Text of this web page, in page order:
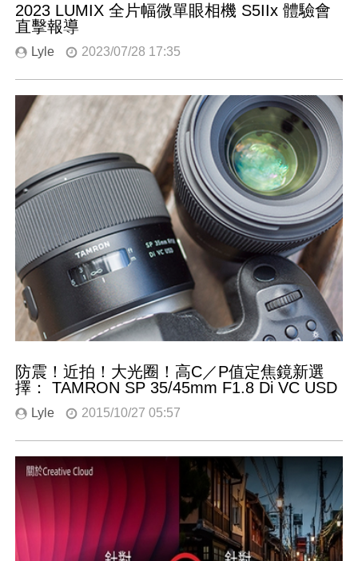
2023 LUMIX 全片幅微單眼相機 S5IIx 體驗會
直擊報導
Lyle 2023/07/28 17:35
防震！近拍！大光圈！高C／P值定焦鏡新選
擇： TAMRON SP 35/45mm F1.8 Di VC USD
Lyle 2015/10/27 05:57